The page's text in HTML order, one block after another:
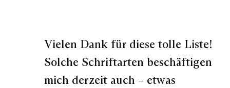
Vielen Dank für diese tolle Liste!
Solche Schriftarten beschäftigen
mich derzeit auch – etwas